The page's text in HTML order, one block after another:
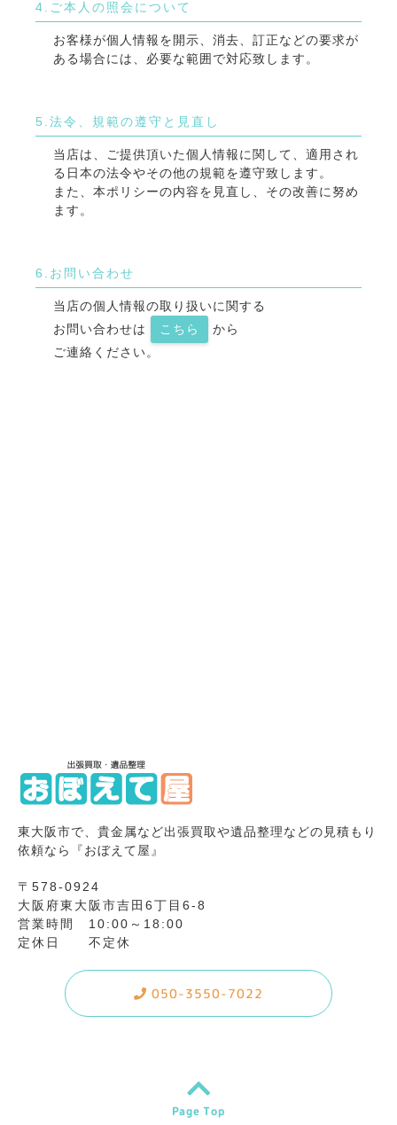
4.ご本人の照会について
お客様が個人情報を開示、消去、訂正などの要求が
ある場合には、必要な範囲で対応致します。
5.法令、規範の遵守と見直し
当店は、ご提供頂いた個人情報に関して、適用され
る日本の法令やその他の規範を遵守致します。
また、本ポリシーの内容を見直し、その改善に努め
ます。
6.お問い合わせ
当店の個人情報の取り扱いに関する
お問い合わせは
こちら
から
ご連絡ください。
東大阪市で、貴金属など出張買取や遺品整理などの見積もり
依頼なら『おぼえて屋』
〒578-0924
大阪府東大阪市吉田6丁目6-8
営業時間 10:00～18:00
定休日 不定休
050-3550-7022
Page Top